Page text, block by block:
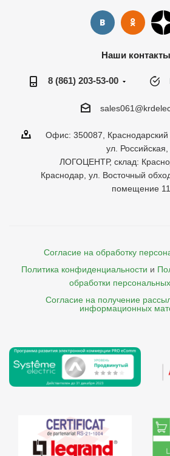
Наши контакты
8 (861) 203-53-00
Офис: 350087, Краснодарский
ул.
ЛОГОЦЕНТР, склад:
Краснодар, ул. Восточный
помещение
Согласие на обработку
Политика конфиденциальности и
обработки
Согласие на получение
информационных